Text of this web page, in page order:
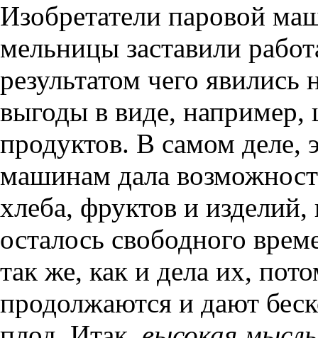
Изобретатели паровой
мельницы заставили
результатом чего
выгоды в виде,
продуктов. В самом деле,
машинам дала
хлеба, фруктов и
осталось свободного
так же, как и дела их,
продолжаются и дают